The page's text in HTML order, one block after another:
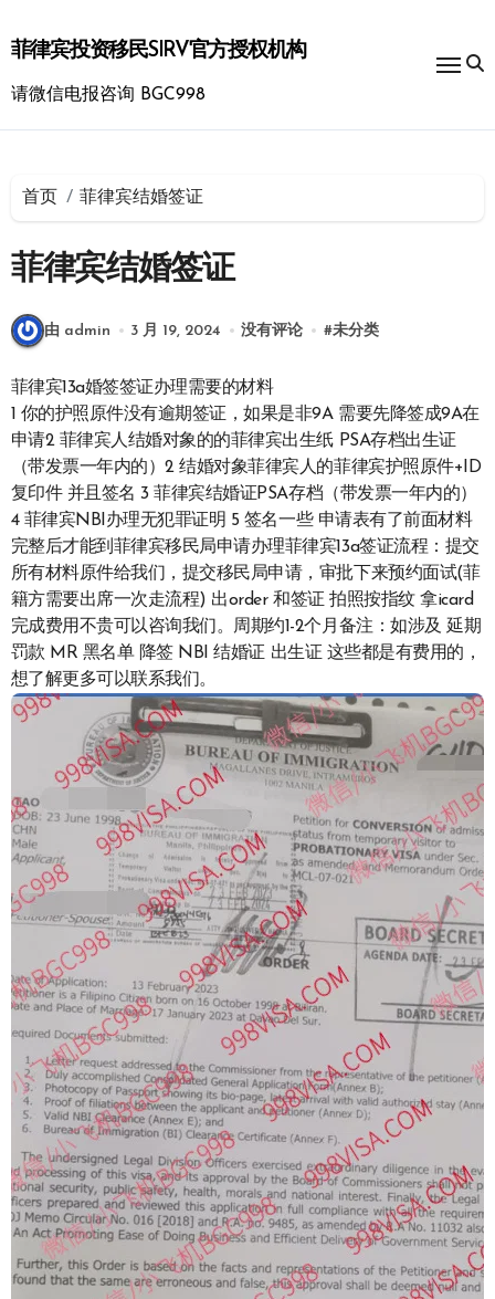
到
内
菲律宾投资移民SIRV官方授权机构
请微信电报咨询 BGC998
首页 菲律宾结婚签证
菲律宾结婚签证
由 admin 3 月 19, 2024 没有评论 #未分类
菲律宾13a婚签签证办理需要的材料
1 你的护照原件没有逾期签证，如果是非9A 需要先降签成9A在
申请2 菲律宾人结婚对象的的菲律宾出生纸 PSA存档出生证
（带发票一年内的）2 结婚对象菲律宾人的菲律宾护照原件+ID
复印件 并且签名 3 菲律宾结婚证PSA存档（带发票一年内的）
4 菲律宾NBI办理无犯罪证明 5 签名一些 申请表有了前面材料
完整后才能到菲律宾移民局申请办理菲律宾13a签证流程：提交
所有材料原件给我们，提交移民局申请，审批下来预约面试(菲
籍方需要出席一次走流程) 出order 和签证 拍照按指纹 拿icard
完成费用不贵可以咨询我们。周期约1-2个月备注：如涉及 延期
罚款 MR 黑名单 降签 NBI 结婚证 出生证 这些都是有费用的，
想了解更多可以联系我们。